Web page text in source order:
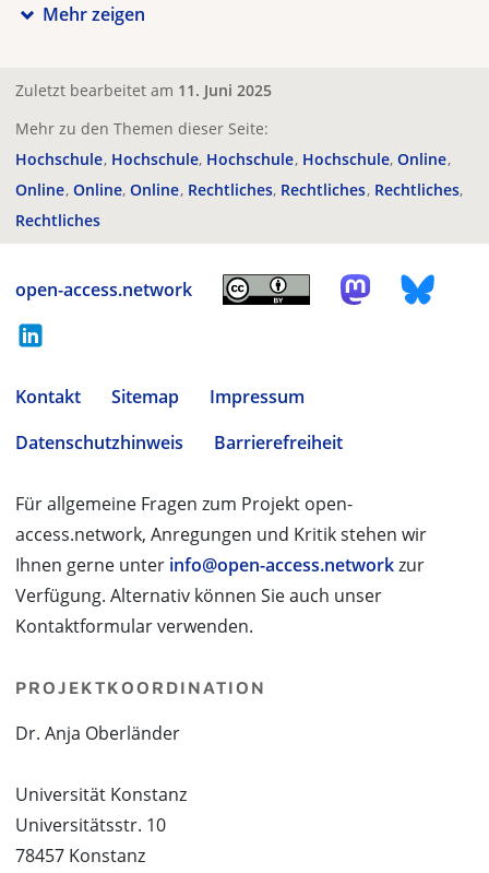
Mehr zeigen
Zuletzt bearbeitet am 11. Juni 2025
Mehr zu den Themen dieser Seite:
Hochschule Hochschule Hochschule Hochschule Online
Online Online Online Rechtliches Rechtliches Rechtliches
Rechtliches
open-access.network
Kontakt Sitemap
Impressum
Datenschutzhinweis
Barrierefreiheit
Für allgemeine Fragen zum Projekt open-
access.network, Anregungen und Kritik stehen wir
Ihnen gerne unter info@open-access.networkzur
Verfügung. Alternativ können Sie auch unser
Kontaktformular verwenden.
PROJEKTKOORDINATION
Dr. Anja Oberländer
Universität Konstanz
Universitätsstr. 10
78457 Konstanz